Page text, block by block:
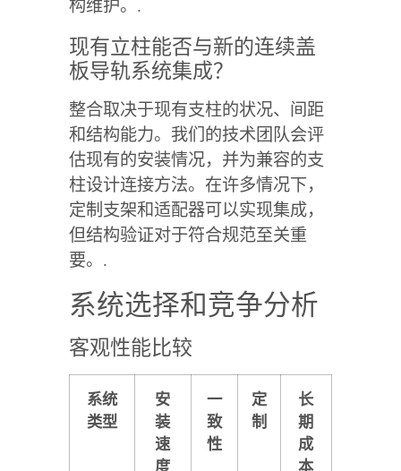
构维护。.
现有立柱能否与新的连续盖
板导轨系统集成？
整合取决于现有支柱的状况、间距
和结构能力。我们的技术团队会评
估现有的安装情况，并为兼容的支
柱设计连接方法。在许多情况下，
定制支架和适配器可以实现集成，
但结构验证对于符合规范至关重
要。.
系统选择和竞争分析
客观性能比较
系统
类型
安
装
速
度
一
致
性
定
制
长
期
成
本